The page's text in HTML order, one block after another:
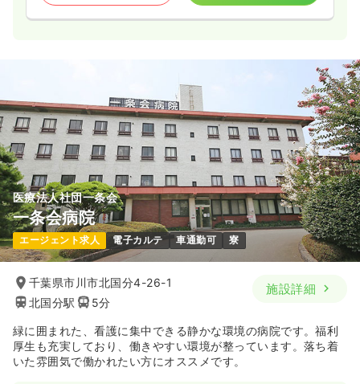
医療法人社団一条会
一条会病院
エージェント求人 電子カルテ 車通勤可 寮
千葉県市川市北国分4-26-1
北国分駅
5分
施設詳細
緑に囲まれた、看護に集中できる静かな環境の病院です。福利
厚生も充実しており、働きやすい環境が整っています。落ち着
いた雰囲気で働かれたい方にオススメです。